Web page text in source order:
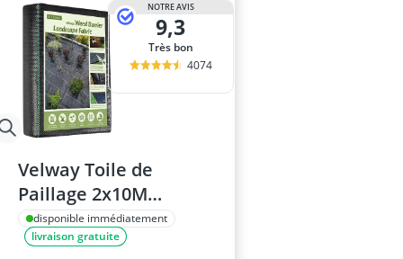
NOTRE AVIS
9,3
Très bon
4074
Velway Toile de
Paillage 2x10M
Geotextile
disponible immédiatement
livraison gratuite